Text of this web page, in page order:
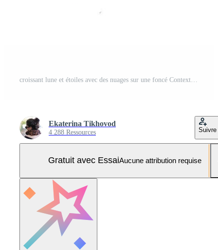
Ekaterina Tikhovod
4 288 Ressources Suivre
Gratuit avec EssaiAucune attribution requise